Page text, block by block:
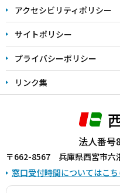
アクセシビリティポリシー
サイトポリシー
プライバシーポリシー
リンク集
法人番号
〒662-8567 兵庫県西宮市六
窓口受付時間についてはこち